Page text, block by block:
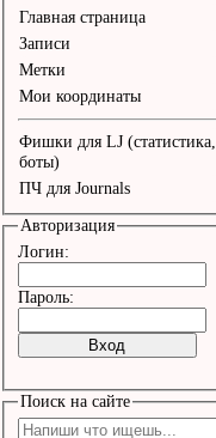
Главная страница
Записи
Метки
Мои координаты
Фишки для LJ (статистика,
боты)
ПЧ для Journals
Авторизация
Логин:
Пароль:
Поиск на сайте